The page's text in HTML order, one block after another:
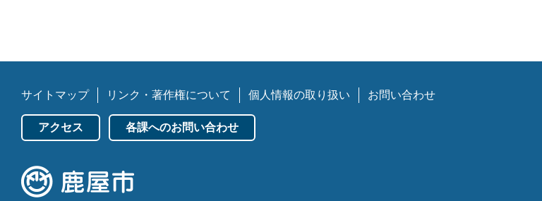
サイトマップ リンク・著作権について 個人情報の取り扱い お問い合わせ
アクセス 各課へのお問い合わせ